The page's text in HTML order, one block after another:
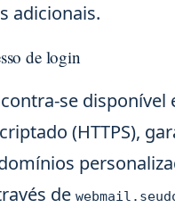
adicionais.
de login
se
(HTTPS),
de